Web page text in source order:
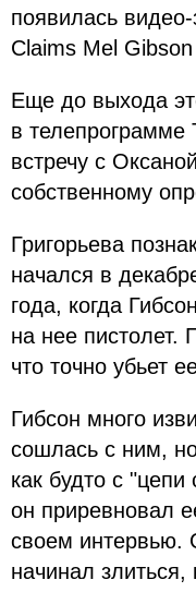
появилась
Claims Mel
Еще до выхода
в телепрограмме
встречу с
собственному
Григорьева
начался в
года, когда
на нее пистолет.
что точно убьет
Гибсон много
сошлась с ним,
как будто с
он приревновал
своем интервью.
начинал злиться,